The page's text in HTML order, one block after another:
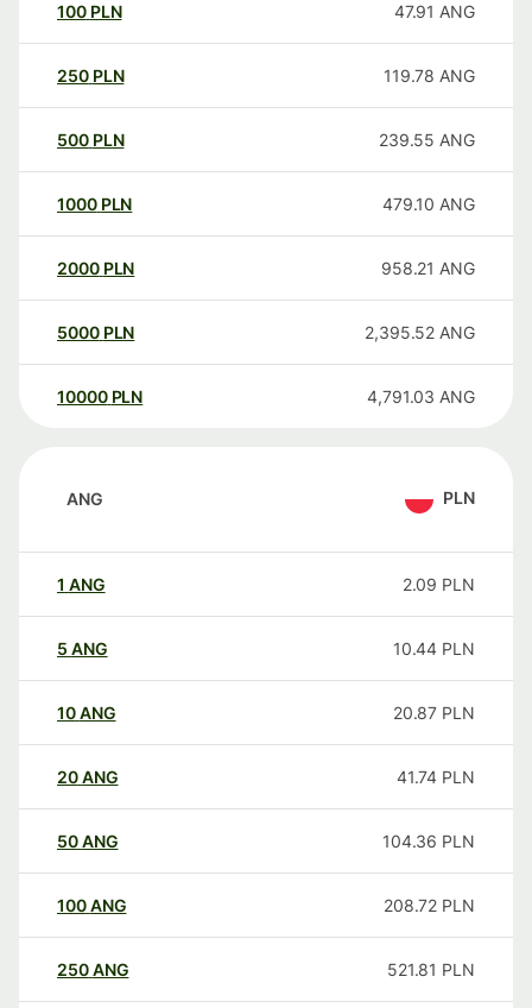
100 PLN 47.91 ANG
250 PLN 119.78 ANG
500 PLN 239.55 ANG
1000 PLN 479.10 ANG
2000 PLN 958.21 ANG
5000 PLN 2,395.52 ANG
10000 PLN 4,791.03 ANG
ANG PLN
1 ANG 2.09 PLN
5 ANG 10.44 PLN
10ANG 20.87 PLN
20ANG 41.74 PLN
50ANG 104.36 PLN
100ANG 208.72 PLN
250ANG 521.81 PLN